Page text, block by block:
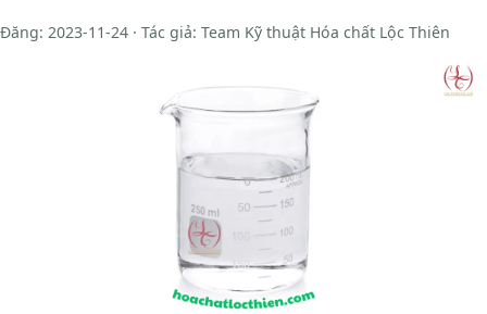
Đăng: 2023-11-24 · Tác giả: Team Kỹ thuật Hóa chất Lộc Thiên